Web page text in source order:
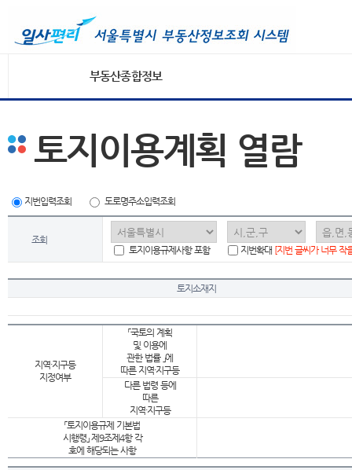
부동산종합정보
토지이용계획 열람
지번입력조회 도로명주소입력조회
조회
토지이용규제사항 포함
지번확대 [지번 글씨가 너무 작
토지소재지
지역·지구등
지정여부
「국토의 계획
및 이용에
관한 법률 」에
따른 지역·지구등
다른 법령 등에
따른
지역·지구등
「토지이용규제 기본법
시행령」 제9조제4항 각
호에 해당되는 사항